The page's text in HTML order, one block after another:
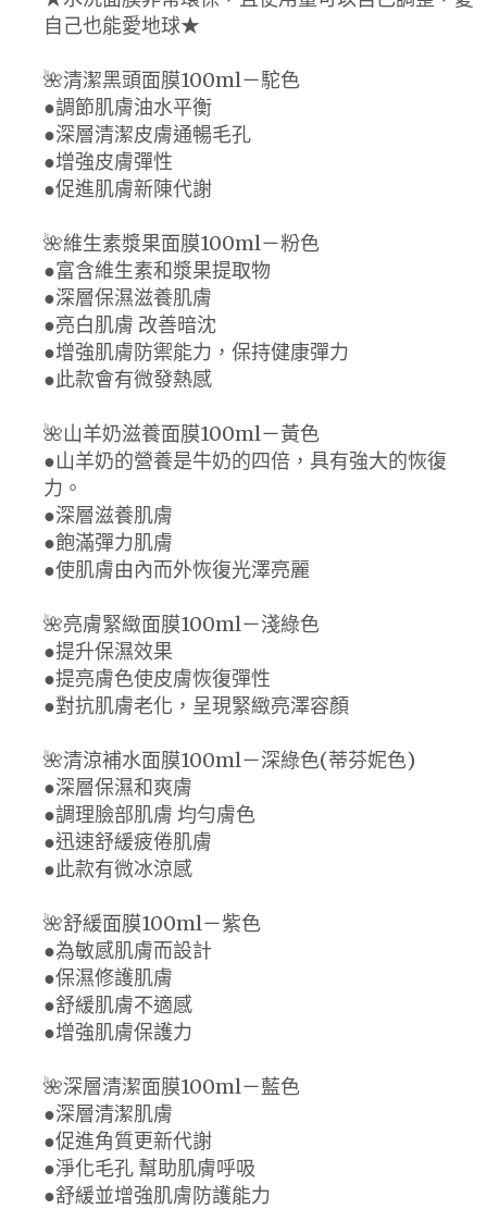
自己也能愛地球★
🌺清潔黑頭面膜100ml－駝色
●調節肌膚油水平衡
●深層清潔皮膚通暢毛孔
●增強皮膚彈性
●促進肌膚新陳代謝
🌺維生素漿果面膜100ml－粉色
●富含維生素和漿果提取物
●深層保濕滋養肌膚
●亮白肌膚 改善暗沈
●增強肌膚防禦能力，保持健康彈力
●此款會有微發熱感
🌺山羊奶滋養面膜100ml－黃色
●山羊奶的營養是牛奶的四倍，具有強大的恢復
力。
●深層滋養肌膚
●飽滿彈力肌膚
●使肌膚由內而外恢復光澤亮麗
🌺亮膚緊緻面膜100ml－淺綠色
●提升保濕效果
●提亮膚色使皮膚恢復彈性
●對抗肌膚老化，呈現緊緻亮澤容顏
🌺清涼補水面膜100ml－深綠色(蒂芬妮色)
●深層保濕和爽膚
●調理臉部肌膚 均勻膚色
●迅速舒緩疲倦肌膚
●此款有微冰涼感
🌺舒緩面膜100ml－紫色
●為敏感肌膚而設計
●保濕修護肌膚
●舒緩肌膚不適感
●增強肌膚保護力
🌺深層清潔面膜100ml－藍色
●深層清潔肌膚
●促進角質更新代謝
●淨化毛孔 幫助肌膚呼吸
●舒緩並增強肌膚防護能力